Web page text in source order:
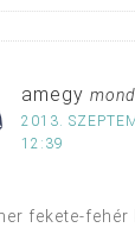
amegy
2013.
12:39
fekete-fehér